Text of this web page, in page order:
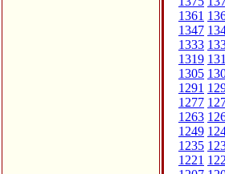
1361
1347
1333
1319
1305
1291
1277
1263
1249
1235
1221